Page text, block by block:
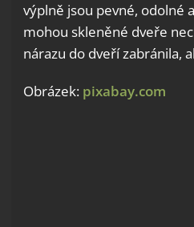
výplně jsou pevné, odolné
mohou skleněné dveře
nárazu do dveří zabránila,
Obrázek: pixabay.com